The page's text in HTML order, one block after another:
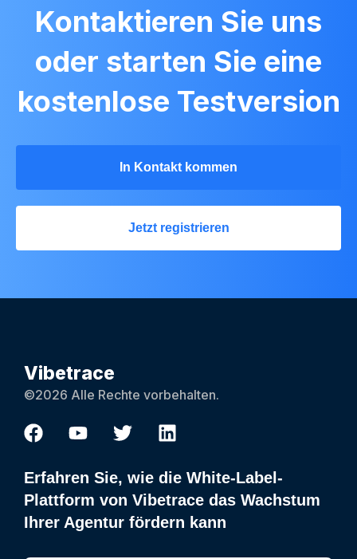
Kontaktieren Sie uns
oder starten Sie eine
kostenlose Testversion
In Kontakt kommen
Jetzt registrieren
Vibetrace
©2026 Alle Rechte vorbehalten.
Erfahren Sie, wie die White-Label-
Plattform von Vibetrace das Wachstum
Ihrer Agentur fördern kann